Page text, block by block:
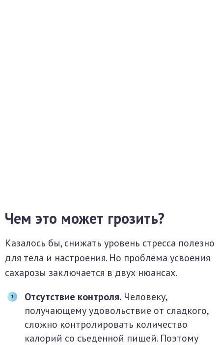
Чем это может грозить?
Казалось бы, снижать уровень стресса полезно
для тела и настроения. Но проблема усвоения
сахарозы заключается в двух нюансах.
Отсутствие контроля. Человеку,
получающему удовольствие от сладкого,
сложно контролировать количество
калорий со съеденной пищей. Поэтому